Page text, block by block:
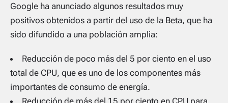
Google ha anunciado algunos resultados muy
positivos obtenidos a partir del uso de la Beta, que ha
sido difundido a una población amplia:
Reducción de poco más del 5 por ciento en el uso
total de CPU, que es uno de los componentes más
importantes de consumo de energía.
Reducción de más del 15 por ciento en CPU para